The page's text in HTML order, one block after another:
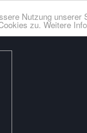
Nutzung
zu. Weitere